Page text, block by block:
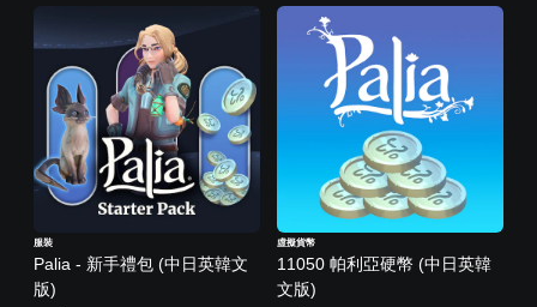
Palia - 新手禮包 (中日英韓文
版)
服裝
11050 帕利亞硬幣 (中日英韓
文版)
虛擬貨幣